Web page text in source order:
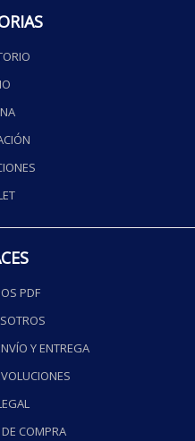
PDF
Y ENTREGA
COMPRA